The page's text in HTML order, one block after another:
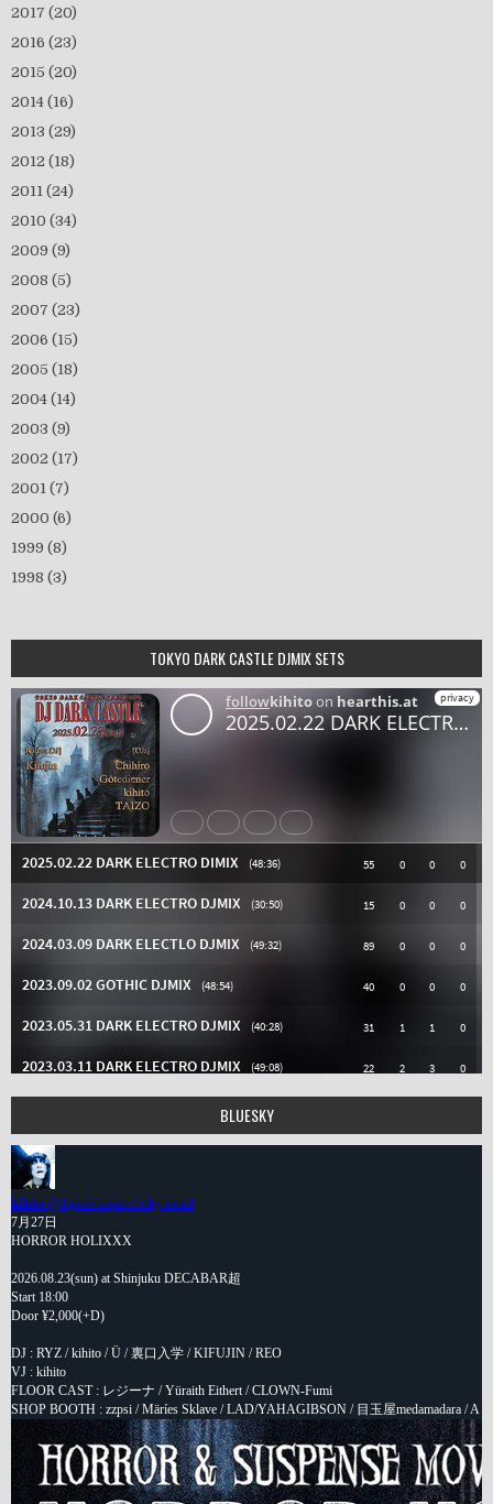
2017 (20)
2016 (23)
2015 (20)
2014 (16)
2013 (29)
2012 (18)
2011 (24)
2010 (34)
2009 (9)
2008 (5)
2007 (23)
2006 (15)
2005 (18)
2004 (14)
2003 (9)
2002 (17)
2001 (7)
2000 (6)
1999 (8)
1998 (3)
TOKYO DARK CASTLE DJMIX SETS
BLUESKY